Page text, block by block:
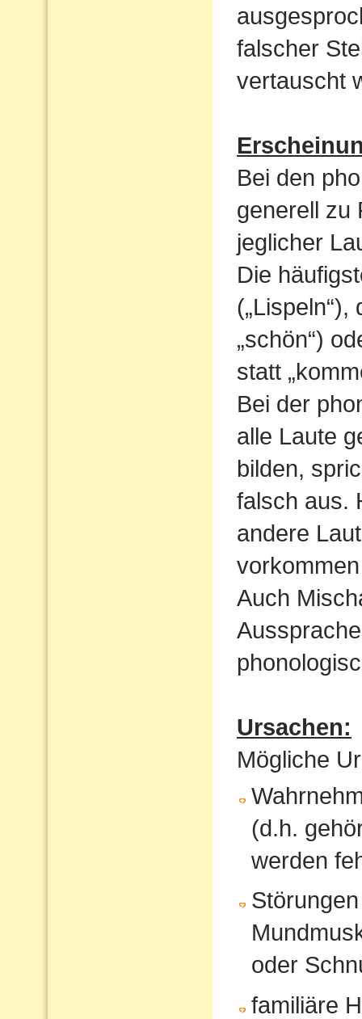
falscher
vertauscht
Bei den
generell zu
jeglicher
Die
„schön“)
statt
Bei der
alle Laute
bilden,
falsch aus.
andere
Auch
Ursachen:
Mögliche
(d.h.
werden
oder
familiäre